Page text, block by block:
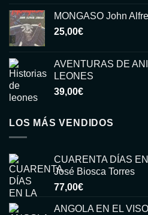
originalactual
MONGASO John
25,00€
AVENTURAS DE
LEONES
39,00€
LOS MÁS VENDIDOS
CUARENTA DÍAS
José Biosca Torres
77,00€
ANGOLA EN EL